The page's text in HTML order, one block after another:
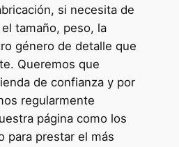
si necesita de
tamaño, peso, la
género de detalle que
Queremos que
de confianza y por
regularmente
página como los
para prestar el más